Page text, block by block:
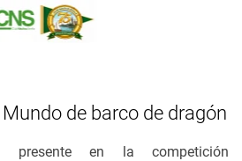
de barco de dragón
presente en la competición